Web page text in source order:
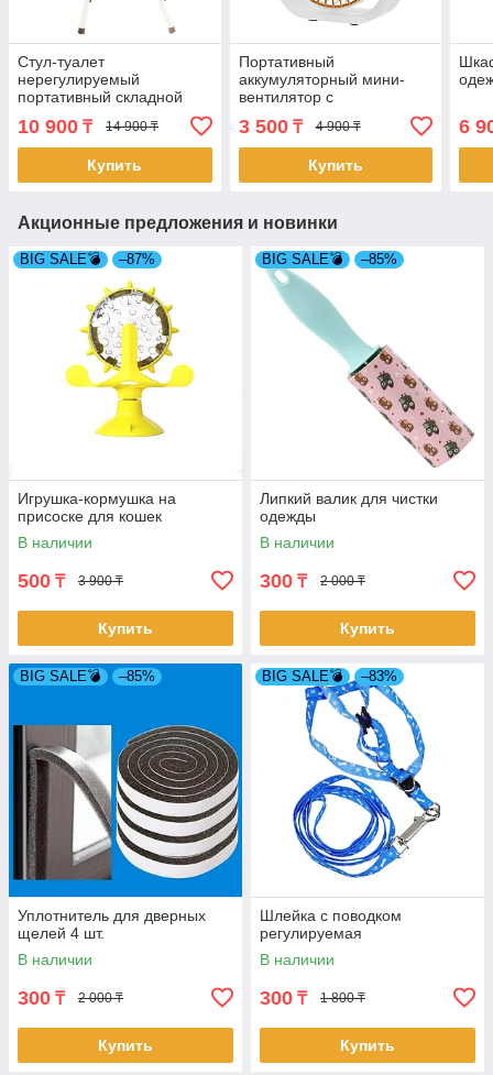
Стул-туалет
нерегулируемый
портативный складной
10 900 ₸ 14 900 ₸
Купить
Портативный
аккумуляторный мини-
вентилятор с
(4859)
3 500₸ 4 900 ₸
Купить
6
Акционные предложения и новинки
BIG SALE💣 –87%
Игрушка-кормушка на
присоске для кошек
В наличии
500 ₸ 3 900 ₸
Купить
BIG SALE💣 –85%
Липкий валик для чистки
одежды
В наличии
300 ₸ 2 000 ₸
Купить
BIG SALE💣 –85%
Уплотнитель для дверных
щелей 4 шт.
В наличии
300 ₸ 2 000 ₸
Купить
BIG SALE💣 –83%
Шлейка с поводком
регулируемая
В наличии
300 ₸ 1 800 ₸
Купить